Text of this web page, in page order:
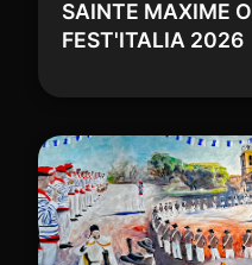
SAINTE MAXIME
FEST'ITALIA 2026